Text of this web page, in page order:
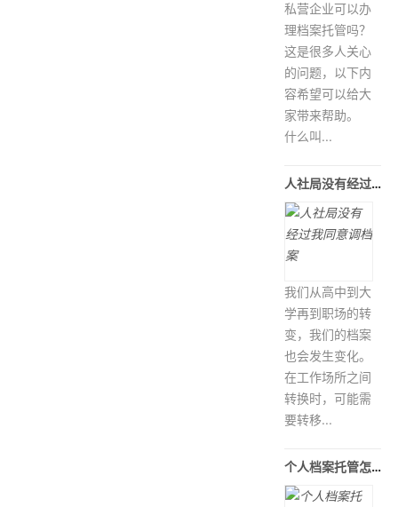
私营企业可以办
理档案托管吗？
这是很多人关心
的问题，以下内
容希望可以给大
家带来帮助。
什么叫...
人社局没有经过我同意调档案
我们从高中到大
学再到职场的转
变，我们的档案
也会发生变化。
在工作场所之间
转换时，可能需
要转移...
个人档案托管怎么办理，存放在哪里